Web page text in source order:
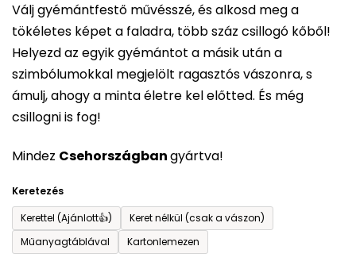
Válj gyémántfestő művésszé, és alkosd meg a
tökéletes képet a faladra, több száz csillogó kőből!
Helyezd az egyik gyémántot a másik után a
szimbólumokkal megjelölt ragasztós vászonra, s
ámulj, ahogy a minta életre kel előtted. És még
csillogni is fog!
Mindez Csehországbangyártva!
Keretezés
Kerettel (Ajánlott👍)
Keret nélkül (csak a vászon)
Műanyagtáblával
Kartonlemezen
ből
0,0
csillag.